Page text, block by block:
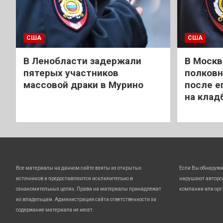
США
В Ленобласти задержали
пятерых участников
массовой драки в Мурино
США
В
после
на
Все материалы на данном сайте взяты из открытых
источников и предоставляются исключительно в
ознакомительных целях. Права на материалы принадлежат
их владельцам. Администрация сайта ответственности за
содержание материала не несет.
Если Вы
нарушают
компании или